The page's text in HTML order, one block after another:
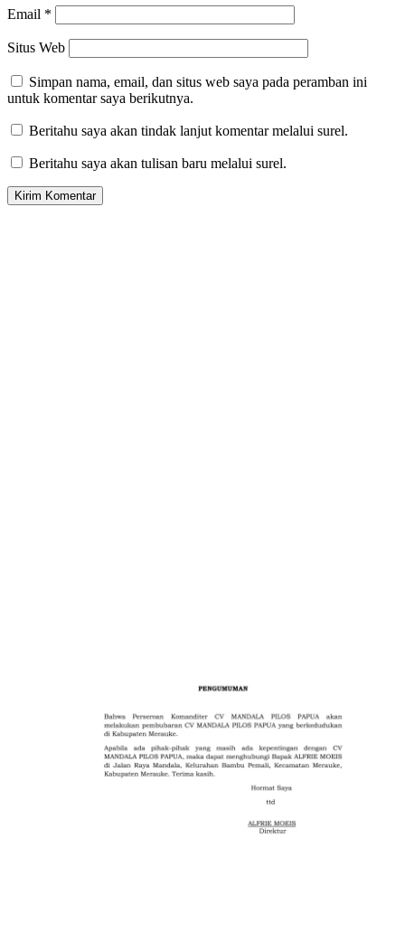
Email *
Situs Web
Simpan nama, email, dan situs web saya pada peramban ini
untuk komentar saya berikutnya.
Beritahu saya akan tindak lanjut komentar melalui surel.
Beritahu saya akan tulisan baru melalui surel.